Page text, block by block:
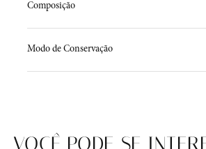
Composição
Modo de Conservação
VOCÊ PODE SE